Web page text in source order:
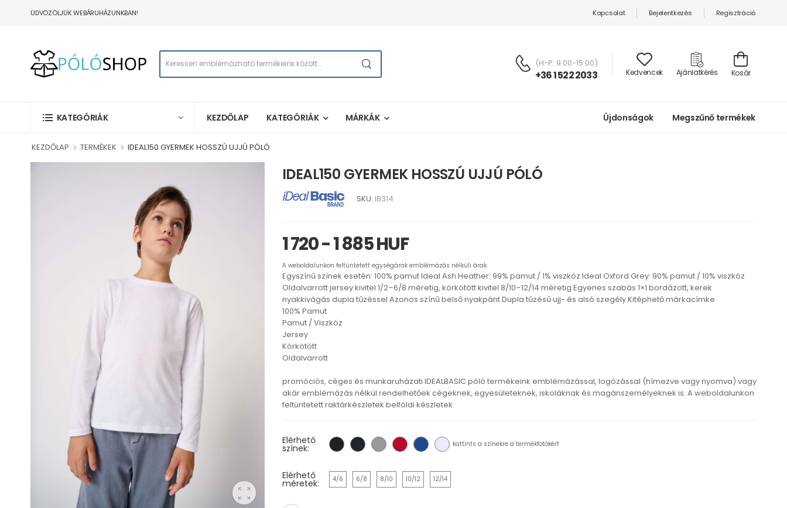
ÜDVÖZÖLJÜK WEBÁRUHÁZUNKBAN! Kapcsolat Bejelentkezés Regisztráció
(H-P: 9:00-15:00)
+36 1 522 2033 Kedvencek Ajánlatkérés Kosár
KATEGÓRIÁK KEZDŐLAP KATEGÓRIÁK MÁRKÁK Újdonságok Megszűnő termékek
KEZDŐLAP TERMÉKEK IDEAL150 GYERMEK HOSSZÚ UJJÚ PÓLÓ
IDEAL150 GYERMEK HOSSZÚ UJJÚ PÓLÓ
SKU: IB314
1 720 - 1 885 HUF
A weboldalunkon feltüntetett egységárak emblémázás nélküli árak.
Egyszínű színek esetén: 100% pamut Ideal Ash Heather: 99% pamut / 1% viszkóz Ideal Oxford Grey: 90% pamut / 10% viszkóz
Oldalvarrott jersey kivitel 1/2–6/8 méretig, körkötött kivitel 8/10–12/14 méretig Egyenes szabás 1×1 bordázott, kerek
nyakkivágás dupla tűzéssel Azonos színű belső nyakpánt Dupla tűzésű ujj- és alsó szegély Kitéphető márkacímke
100% Pamut
Pamut / Viszkóz
Jersey
Körkötött
Oldalvarrott
promóciós, céges és munkaruházati IDEALBASIC póló termékeink emblémázással, logózással (hímezve vagy nyomva) vagy
akár emblémázás nélkül rendelhetőek cégeknek, egyesületeknek, iskoláknak és magánszemélyeknek is. A weboldalunkon
feltüntetett raktárkészletek belföldi készletek.
Elérhető
színek: kattints a színekre a termékfotókért
Elérhető
méretek: 4/6 6/8 8/10 10/12 12/14